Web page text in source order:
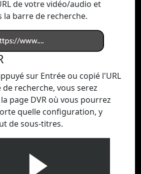
de votre vidéo/audio et
la barre de recherche.
sur Entrée ou copié l'URL
recherche, vous serez
page DVR où vous pourrez
quelle configuration, y
de sous-titres.